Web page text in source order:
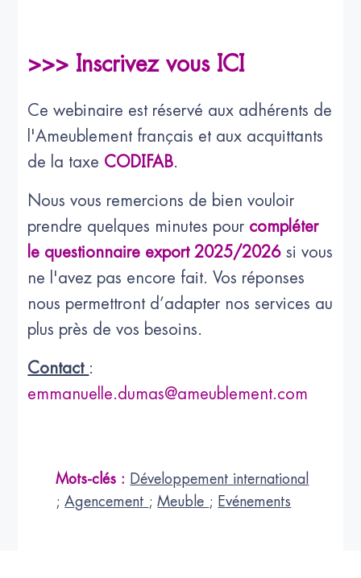
>>> Inscrivez vous ICI
Ce webinaire est réservé aux adhérents de
l'Ameublement français et aux acquittants
de la taxe CODIFAB.
Nous vous remercions de bien vouloir
prendre quelques minutes pour compléter
le questionnaire export 2025/2026 si vous
ne l'avez pas encore fait. Vos réponses
nous permettront d’adapter nos services au
plus près de vos besoins.
Contact :
emmanuelle.dumas@ameublement.com
Mots-clés : Développement international
;Agencement ;Meuble ; Evénements